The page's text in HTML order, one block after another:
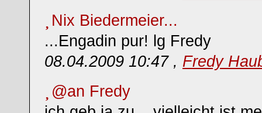
Nix Biedermeier...
...Engadin pur! lg Fredy
08.04.2009 10:47 , Fredy
@an Fredy